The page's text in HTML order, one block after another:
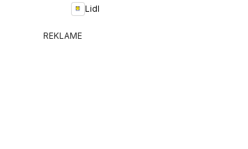
Lidl
REKLAME